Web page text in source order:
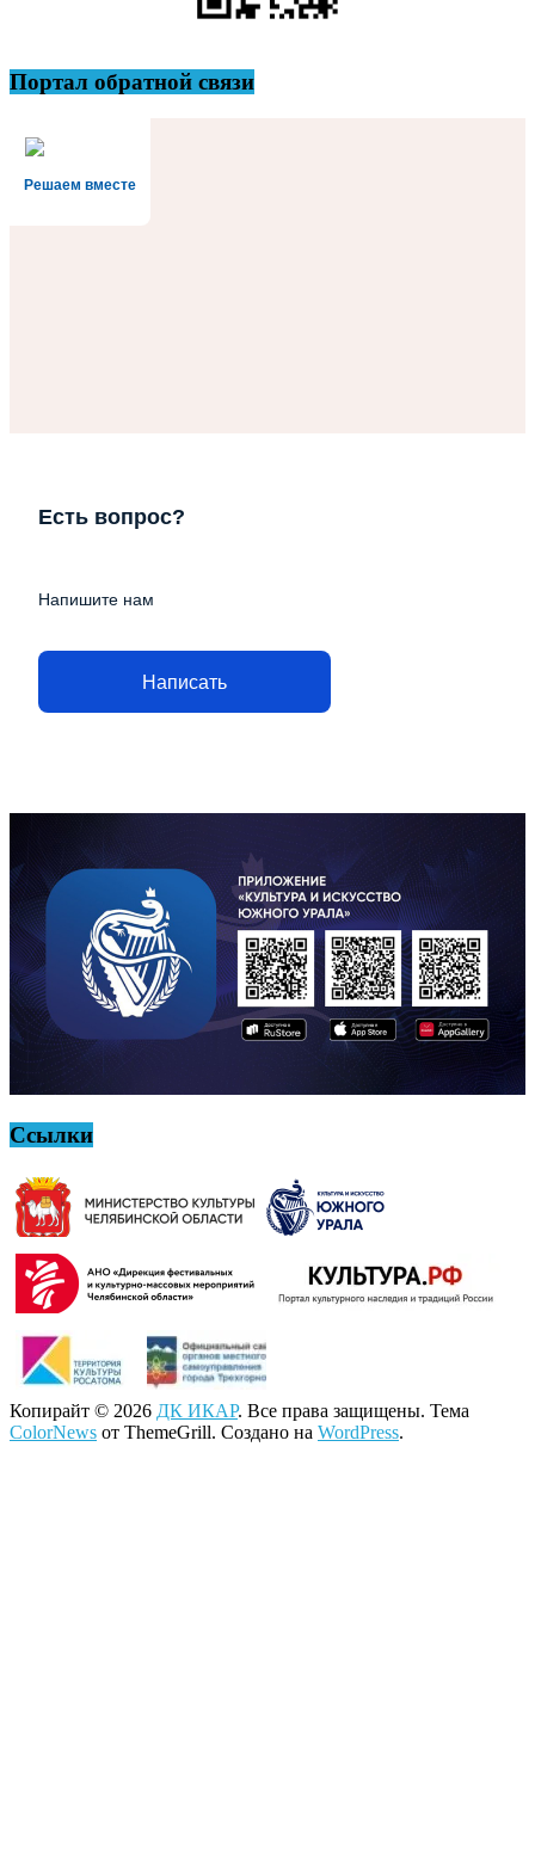
Портал обратной связи
Решаем вместе
Есть вопрос?
Напишите нам
Написать
Ссылки
Копирайт © 2026 ДК ИКАР. Все права защищены. Тема
ColorNews от ThemeGrill. Создано на WordPress.